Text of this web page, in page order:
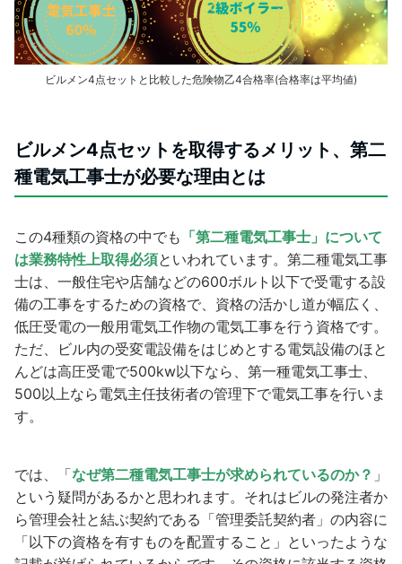
ビルメン4点セットと比較した危険物乙4合格率(合格率は平均値)
ビルメン4点セットを取得するメリット、第二
種電気工事士が必要な理由とは
この4種類の資格の中でも 「第二種電気工事士」について
は業務特性上取得必須といわれています。第二種電気工事
士は、一般住宅や店舗などの600ボルト以下で受電する設
備の工事をするための資格で、資格の活かし道が幅広く、
低圧受電の一般用電気工作物の電気工事を行う資格です。
ただ、ビル内の受変電設備をはじめとする電気設備のほと
んどは高圧受電で500kw以下なら、第一種電気工事士、
500以上なら電気主任技術者の管理下で電気工事を行いま
す。
では、「なぜ第二種電気工事士が求められているのか？ 」
という疑問があるかと思われます。それはビルの発注者か
ら管理会社と結ぶ契約である「管理委託契約者」の内容に
「以下の資格を有すものを配置すること」といったような